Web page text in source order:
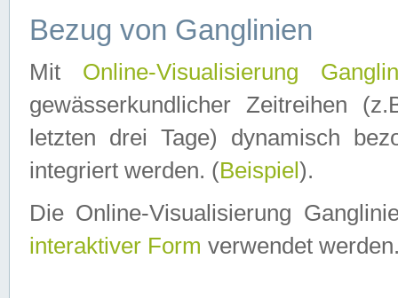
Bezug von Ganglinien
Mit Online-Visualisierung
gewässerkundlicher Zeitreihen
letzten drei Tage) dynamisch
integriert werden. (Beispiel ).
Die Online-Visualisierung
interaktiver Form verwendet